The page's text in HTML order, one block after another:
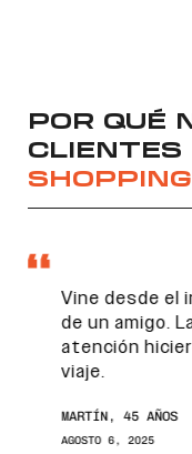
POR QUÉ
CLIENTES
Vine desde el
de un amigo.
atención
viaje.
MARTÍN, 45 AÑOS
AGOSTO 6, 2025